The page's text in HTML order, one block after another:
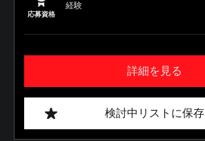
応募資格
経験
詳細を見る
検討中リストに保存